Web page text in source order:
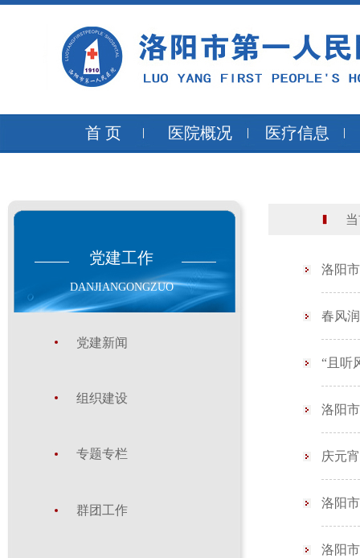
首 页 医院概况 医疗信息
党建工作
DANJIANGONGZUO
党建新闻
组织建设
专题专栏
群团工作
当
洛阳
春风
“且听
洛阳
庆元
洛阳
洛阳